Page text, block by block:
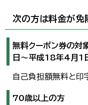
次の方は料金が免
無料クーポン券の
日～平成18年4月1
自己負担額無料と印
70歳以上の方